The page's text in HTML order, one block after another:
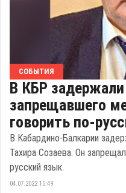
СОБЫТИЯ
В КБР задержали
запрещавшего
говорить по-
В Кабардино-Балкарии
Тахира Созаева. Он
русский язык.
04.07.2022 15:49